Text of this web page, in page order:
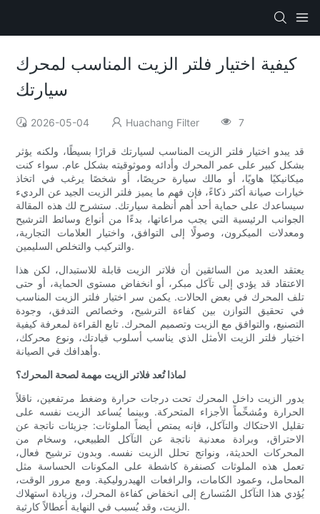
كيفية اختيار فلتر الزيت المناسب لمحرك
سيارتك
2026-05-04 Huachang Filter 7
قد يبدو اختيار فلتر الزيت المناسب لسيارتك قرارًا بسيطًا، ولكنه يؤثر
بشكل كبير على عمر المحرك وأدائه وموثوقيته بشكل عام. سواء كنت
ميكانيكيًا هاويًا، أو مالك سيارة حريصًا، أو شخصًا يرغب في اتخاذ
خيارات صيانة أكثر ذكاءً، فإن فهم ما يميز فلتر الزيت الجيد عن الرديء
سيساعدك على حماية أحد أهم أنظمة سيارتك. ستشرح لك هذه المقالة
الجوانب الرئيسية التي يجب مراعاتها، بدءًا من أنواع وسائط الترشيح
ومعدلات الميكرون، وصولًا إلى التوافق، واختيار العلامات التجارية،
والتركيب والتخلص السليمين.
يعتقد العديد من السائقين أن فلاتر الزيت قابلة للاستبدال، لكن هذا
الاعتقاد قد يؤدي إلى تآكل مبكر، أو انخفاض مستوى الحماية، أو حتى
تلف المحرك في بعض الحالات. يكمن سر اختيار فلتر الزيت المناسب
في تحقيق التوازن بين كفاءة الترشيح، وخصائص التدفق، وجودة
التصنيع، والتوافق مع الزيت وتصميم المحرك. تابع القراءة لمعرفة كيفية
اختيار فلتر الزيت الأمثل الذي يناسب أسلوب قيادتك، ونوع محركك،
وأهدافك في الصيانة.
لماذا تُعد فلاتر الزيت مهمة لصحة المحرك؟
يدور الزيت داخل المحرك تحت درجات حرارة وضغط مرتفعين، ناقلاً
الحرارة ومُشحِّماً الأجزاء المتحركة. وبينما يُساعد الزيت نفسه على
تقليل الاحتكاك والتآكل، فإنه يمتص أيضاً الملوثات: جزيئات ناتجة عن
الاحتراق، وبرادة معدنية ناتجة عن التآكل الطبيعي، وسخام من
المحركات الحديثة، ونواتج تحلل الزيت نفسه. وبدون ترشيح فعال،
تعمل هذه الملوثات كصنفرة كاشطة على المكونات الحساسة مثل
المحامل، وعمود الكامات، والرافعات الهيدروليكية. ومع مرور الوقت،
يُؤدي هذا التآكل المُتسارع إلى انخفاض كفاءة المحرك، وزيادة استهلاك
الزيت، وقد يُسبب في النهاية أعطالاً كارثية.